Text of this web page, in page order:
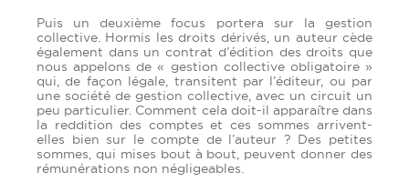
Puis un deuxième focus portera sur la gestion
collective. Hormis les droits dérivés, un auteur cède
également dans un contrat d’édition des droits que
nous appelons de « gestion collective obligatoire »
qui, de façon légale, transitent par l’éditeur, ou par
une société de gestion collective, avec un circuit un
peu particulier. Comment cela doit-il apparaître dans
la reddition des comptes et ces sommes arrivent-
elles bien sur le compte de l’auteur ? Des petites
sommes, qui mises bout à bout, peuvent donner des
rémunérations non négligeables.